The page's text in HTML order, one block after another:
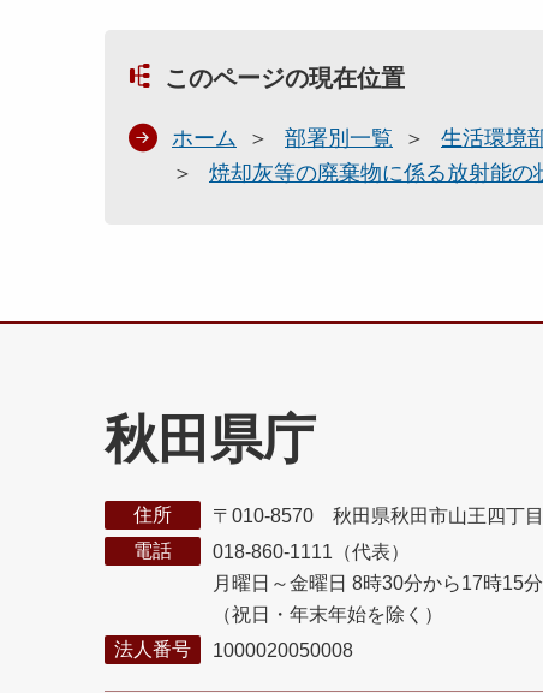
このページの現在位置
ホーム 部署別一覧 生活環境
焼却灰等の廃棄物に係る放射能の
秋田県庁
住所
〒010-8570 秋田県秋田市山王四丁
電話
018-860-1111（代表）
月曜日～金曜日 8時30分から17時15
（祝日・年末年始を除く）
法人番号
1000020050008